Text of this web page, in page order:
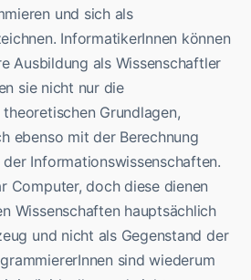
und sich als
InformatikerInnen können
Ausbildung als Wissenschaftler
sie nicht nur die
Grundlagen,
ebenso mit der Berechnung
Informationswissenschaften.
Computer, doch diese dienen
Wissenschaften hauptsächlich
und nicht als Gegenstand der
sind wiederum